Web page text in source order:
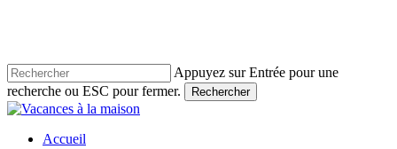
content
Appuyez sur Entrée pour une
recherche ou ESC pour fermer.
Rechercher
Close
account
Menu
Accueil